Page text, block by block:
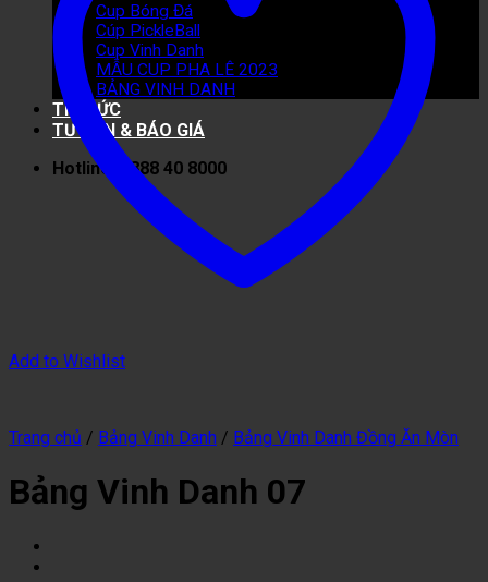
Cup Bóng Đá
Cúp PickleBall
Cup Vinh Danh
MẪU CUP PHA LÊ 2023
BẢNG VINH DANH
TIN TỨC
TƯ VẤN & BÁO GIÁ
Hotline: 0888 40 8000
Add to Wishlist
Trang chủ / Bảng Vinh Danh / Bảng Vinh Danh Đồng Ăn Mòn
Bảng Vinh Danh 07